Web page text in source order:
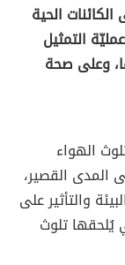
الحية
التمثيل
وعلى صحة
الهواء
القصير،
والتأثير على
يُلحقها تلوث